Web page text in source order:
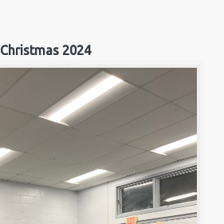
Christmas 2024